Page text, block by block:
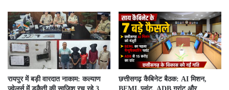
रायपुर में बड़ी वारदात नाकाम: कल्याण
छत्तीसगढ़ कैबिनेट बैठक: AI मिशन,